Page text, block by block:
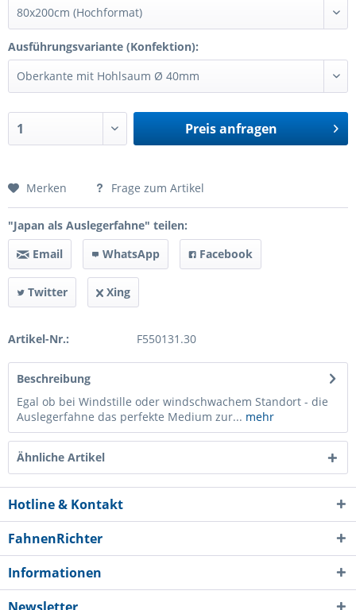
Ausführungsvariante (Konfektion):
Preis anfragen
Preis anfragen
Merken Frage zum Artikel
"Japan als Auslegerfahne" teilen:
Email
WhatsApp Facebook
Twitter Xing
Artikel-Nr.: F550131.30
Beschreibung
Egal ob bei Windstille oder windschwachem Standort - die
Auslegerfahne das perfekte Medium zur... mehr
Ähnliche Artikel
Hotline & Kontakt
FahnenRichter
Informationen